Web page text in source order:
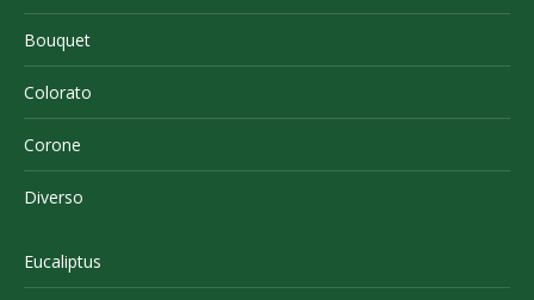
Bouquet
Colorato
Corone
Diverso
Eucaliptus